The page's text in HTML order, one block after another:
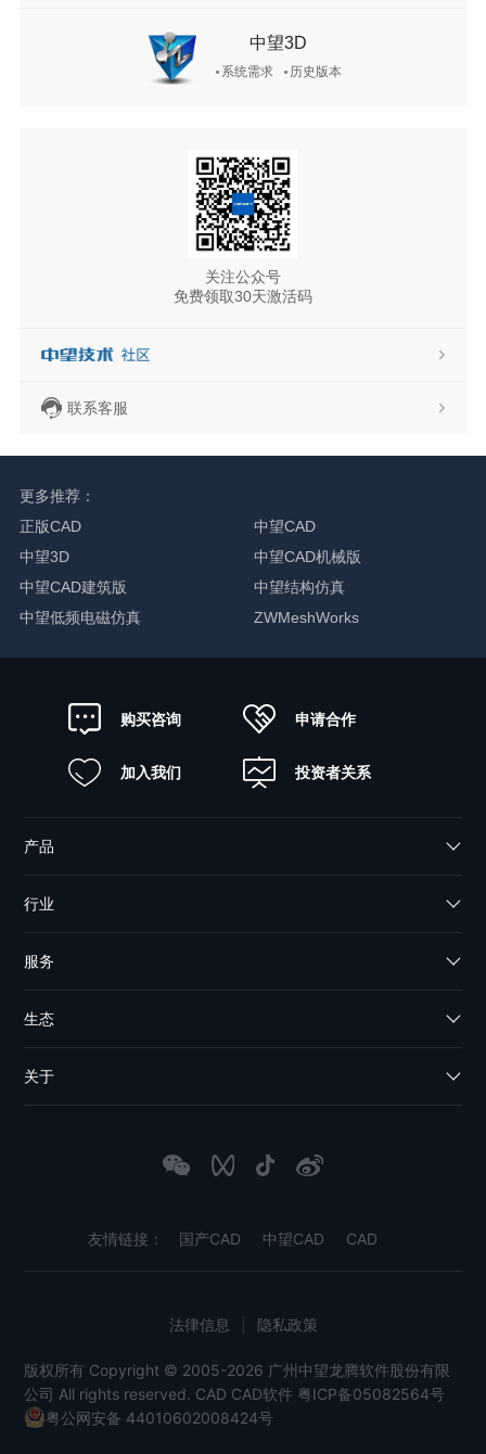
中望3D
系统需求 历史版本
关注公众号
免费领取30天激活码
联系客服
更多推荐：
正版CAD
中望CAD
中望3D
中望CAD机械版
中望CAD建筑版
中望结构仿真
中望低频电磁仿真
ZWMeshWorks
购买咨询 申请合作
加入我们 投资者关系
产品
行业
服务
生态
关于
友情链接： 国产CAD 中望CAD CAD
版权所有 Copyright © 2005-2026 广州中望龙腾软件股份有限
公司 All rights reserved. CAD CAD软件 粤ICP备05082564号
粤公网安备 44010602008424号
法律信息 隐私政策